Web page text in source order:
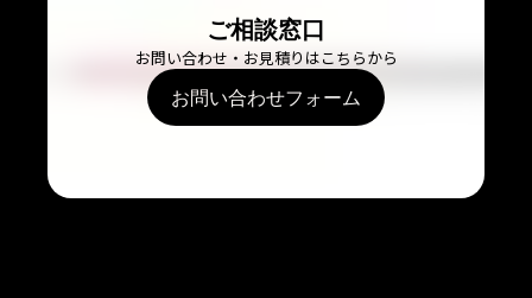
ご相談窓口
お問い合わせ・お見積りはこちらから
お問い合わせフォーム